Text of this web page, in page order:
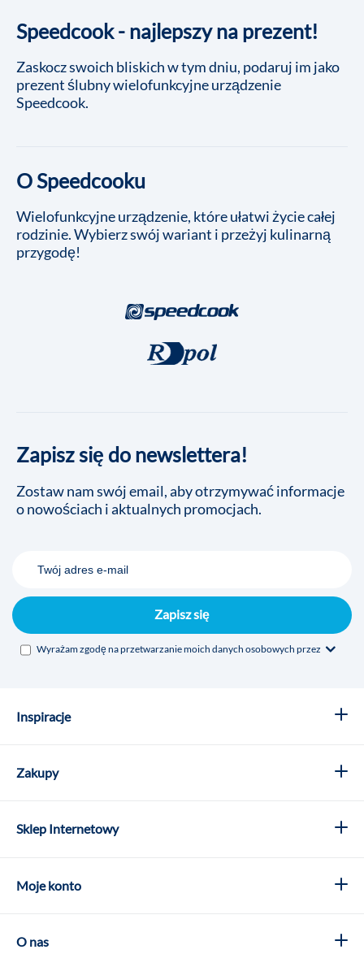
Speedcook - najlepszy na prezent!
Zaskocz swoich bliskich w tym dniu, podaruj im jako
prezent ślubny wielofunkcyjne urządzenie
Speedcook.
O Speedcooku
Wielofunkcyjne urządzenie, które ułatwi życie całej
rodzinie. Wybierz swój wariant i przeżyj kulinarną
przygodę!
Zapisz się do newslettera!
Zostaw nam swój email, aby otrzymywać informacje
o nowościach i aktualnych promocjach.
Zapisz się
Wyrażam zgodę na przetwarzanie moich danych osobowych przez
Inspiracje
Zakupy
Sklep Internetowy
Moje konto
O nas